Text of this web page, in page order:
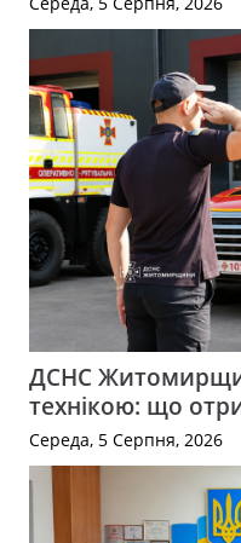
ДСНС
технікою: що
Середа, 5 Серпня, 2026